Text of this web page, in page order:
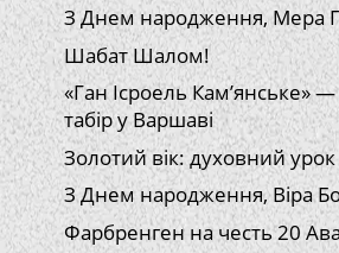
З Днем народження, Мера
Шабат Шалом!
«Ган Ісроель Кам’янське»
табір у Варшаві
Золотий вік: духовний урок
З Днем народження, Віра
Фарбренген на честь 20